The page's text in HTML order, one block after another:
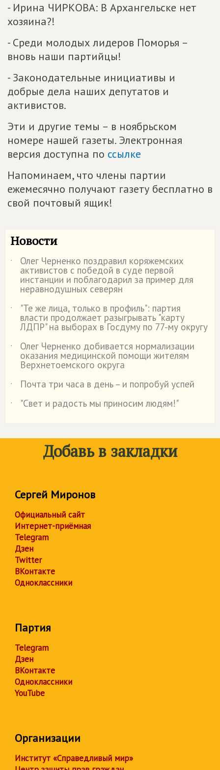
- Ирина ЧИРКОВА: В Архангельске нет
хозяина?!
- Среди молодых лидеров Поморья –
вновь наши партийцы!
- Законодательные инициативы и
добрые дела наших депутатов и
активистов.
Эти и другие темы – в ноябрьском
номере нашей газеты. Электронная
версия доступна по ссылке
Напоминаем, что члены партии
ежемесячно получают газету бесплатно в
свой почтовый ящик!
Новости
˙ Олег Черненко поздравил коряжемских
активистов с победой в суде первой
инстанции и поблагодарил за пример для
неравнодушных северян
˙
"Те же лица, только в профиль": партия
власти продолжает разыгрывать "карту
ЛДПР" на выборах в Госдуму по 77-му округу
˙
Олег Черненко добивается нормализации
оказания медицинской помощи жителям
Верхнетоемского округа
˙
Почта три часа в день – и попробуй успей
˙
"Свет и радость мы приносим людям!"
Добавь в закладки
Сергей Миронов
Официальный сайт
Интернет-приёмная
Telegram
Дзен
Twitter
ВКонтакте
Одноклассники
Партия
Telegram
Дзен
ВКонтакте
Одноклассники
YouTube
Организации
Институт «Справедливый мир»